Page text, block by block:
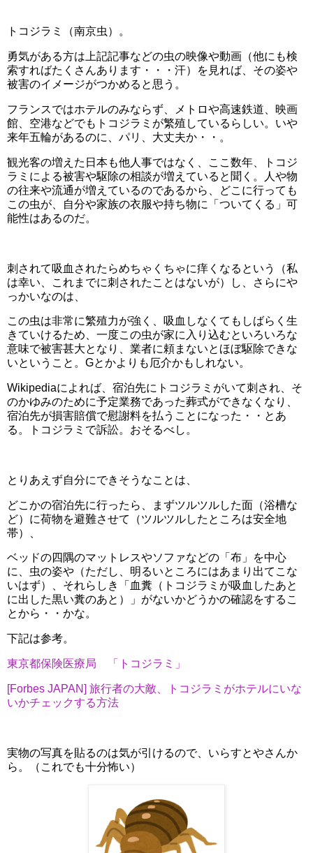
トコジラミ（南京虫）。
勇気がある方は上記記事などの虫の映像や動画（他にも検
索すればたくさんあります・・・汗）を見れば、その姿や
被害のイメージがつかめると思う。
フランスではホテルのみならず、メトロや高速鉄道、映画
館、空港などでもトコジラミが繁殖しているらしい。いや
来年五輪があるのに、パリ、大丈夫か・・。
観光客の増えた日本も他人事ではなく、ここ数年、トコジ
ラミによる被害や駆除の相談が増えていると聞く。人や物
の往来や流通が増えているのであるから、どこに行っても
この虫が、自分や家族の衣服や持ち物に「ついてくる」可
能性はあるのだ。
刺されて吸血されたらめちゃくちゃに痒くなるという（私
は幸い、これまでに刺されたことはないが）し、さらにや
っかいなのは、
この虫は非常に繁殖力が強く、吸血しなくてもしばらく生
きていけるため、一度この虫が家に入り込むといろいろな
意味で被害甚大となり、業者に頼まないとほぼ駆除できな
いということ。Gとかよりも厄介かもしれない。
Wikipediaによれば、宿泊先にトコジラミがいて刺され、そ
のかゆみのために予定業務であった葬式ができなくなり、
宿泊先が損害賠償で慰謝料を払うことになった・・とあ
る。トコジラミで訴訟。おそるべし。
とりあえず自分にできそうなことは、
どこかの宿泊先に行ったら、まずツルツルした面（浴槽な
ど）に荷物を避難させて（ツルツルしたところは安全地
帯）、
ベッドの四隅のマットレスやソファなどの「布」を中心
に、虫の姿や（ただし、明るいところにはあまり出てこな
いはず）、それらしき「血糞（トコジラミが吸血したあと
に出した黒い糞のあと）」がないかどうかの確認をするこ
とから・・かな。
下記は参考。
東京都保険医療局 「トコジラミ」
[Forbes JAPAN] 旅行者の大敵、トコジラミがホテルにいな
いかチェックする方法
実物の写真を貼るのは気が引けるので、いらすとやさんか
ら。（これでも十分怖い）